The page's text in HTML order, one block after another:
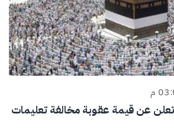
تعلن عن قيمة عقوبة مخالفة تعليمات